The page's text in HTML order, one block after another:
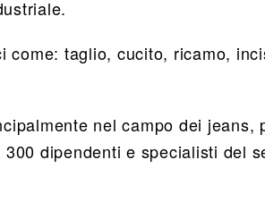
come: taglio, cucito, ricamo,
nel campo dei jeans,
dipendenti e specialisti del